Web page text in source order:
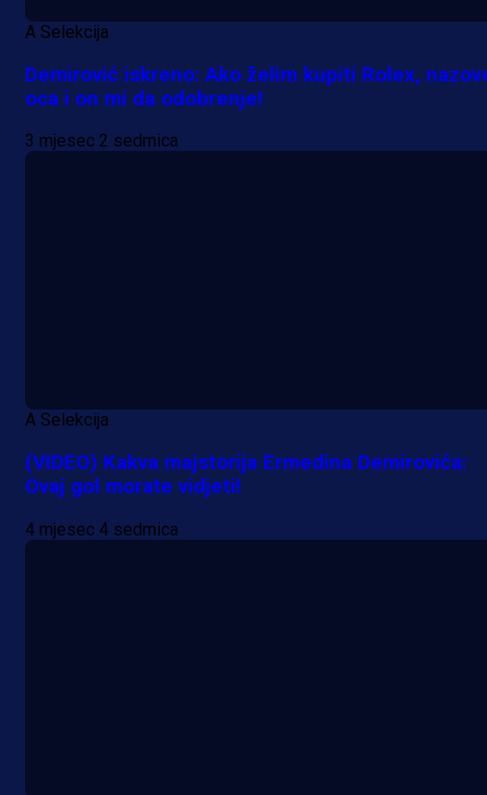
A Selekcija
Demirović iskreno: Ako želim kupiti Rolex,
oca i on mi da odobrenje!
3 mjesec 2 sedmica
A Selekcija
(VIDEO) Kakva majstorija Ermedina Demirovića:
Ovaj gol morate vidjeti!
4 mjesec 4 sedmica